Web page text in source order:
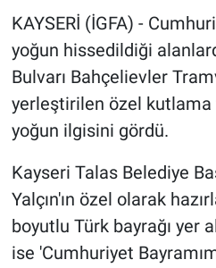
KAYSERİ (İGFA) -
yoğun hissedildiği
Bulvarı Bahçelievler
yerleştirilen özel kutlama
yoğun ilgisini gördü.
Kayseri Talas Belediye
Yalçın'ın özel olarak
boyutlu Türk bayrağı yer
ise 'Cumhuriyet